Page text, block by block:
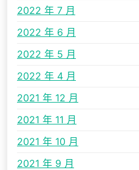
2022 年 7 月
2022 年 6 月
2022 年 5 月
2022 年 4 月
2021 年 12 月
2021 年 11 月
2021 年 10 月
2021 年 9 月